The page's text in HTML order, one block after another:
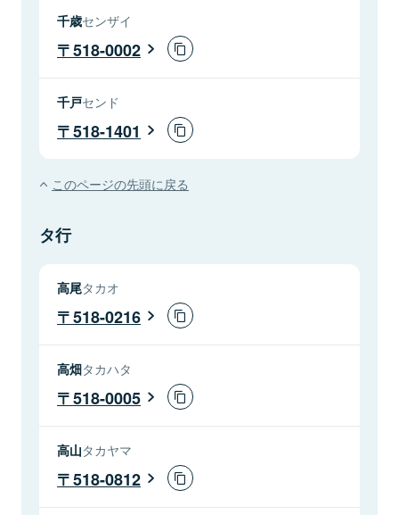
千歳センザイ
518-0002
千戸センド
518-1401
このページの先頭に戻る
タ行
高尾タカオ
518-0216
高畑タカハタ
518-0005
高山タカヤマ
518-0812